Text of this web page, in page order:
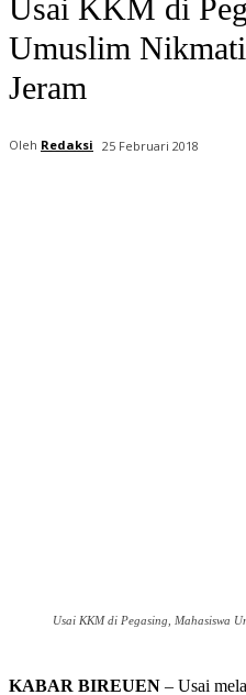
Usai KKM di
Umuslim
Jeram
Oleh Redaksi 25 Februari 2018
Usai KKM di Pegasing, Mahasiswa
KABAR BIREUEN – Usai